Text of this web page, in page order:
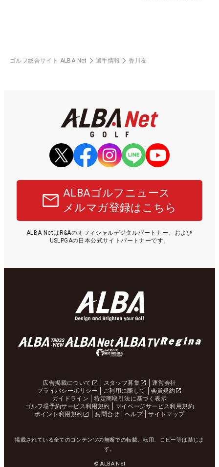
ゴルフ総合サイト ALBA Net 選手情報 香川友
ALBAゴルフニュース
メルマガ登録はこちら
ALBA NetはR&Aのオフィシャルデジタルパートナー、および
USLPGAの日本公式サイトパートナーです。
広告掲載について スタッフ募集
運営会社
プライバシーポリシー
ご利用に際して
会員規約
ガイドライン
特定商取引法に基づく表示
ゴルフ場予約サービス利用規約
マイページサービス利用規約
ポイント利用規約
お問合せ ヘルプ サイトマップ
掲載されている全てのコンテンツの無断での転載、転用、コピー等は禁じま
す。
© ALBA Net